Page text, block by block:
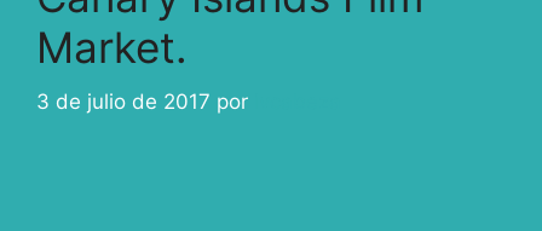
Market.
3 de julio de 2017 por